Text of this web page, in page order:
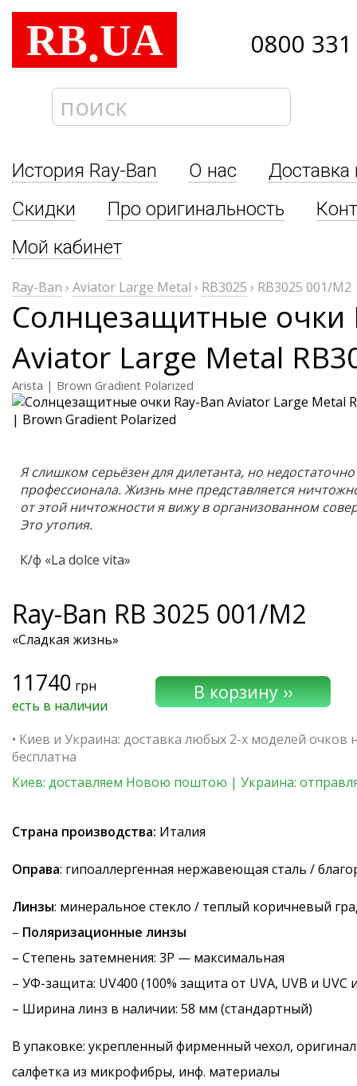
RB.UA 0800
История Ray-Ban О нас
Доставка
Скидки
Про оригинальность
Мой кабинет
Ray-Ban › Aviator Large Metal › RB3025 › RB3025 001/M2
Солнцезащитные очки
Aviator Large Metal
Arista | Brown Gradient Polarized
Я слишком серьёзен для дилетанта, но
профессионала. Жизнь мне представляется
от этой ничтожности я вижу в организованном
Это утопия.
К/ф «La dolce vita»
Ray-Ban RB 3025 001/M2
«Сладкая жизнь»
11740 грн
есть в наличии
• Киев и Украина: доставка любых 2-х моделей
бесплатна
Киев: доставляем Новою поштою | Украина:
Страна производства: Италия
Оправа: гипоаллергенная нержавеющая сталь /
Линзы: минеральное стекло / теплый коричневый
– Поляризационные линзы
– Степень затемнения: 3P — максимальная
– УФ-защита: UV400 (100% защита от UVA, UVB и UVC
– Ширина линз в наличии: 58 мм (стандартный)
В упаковке: укрепленный фирменный чехол,
салфетка из микрофибры, инф. материалы